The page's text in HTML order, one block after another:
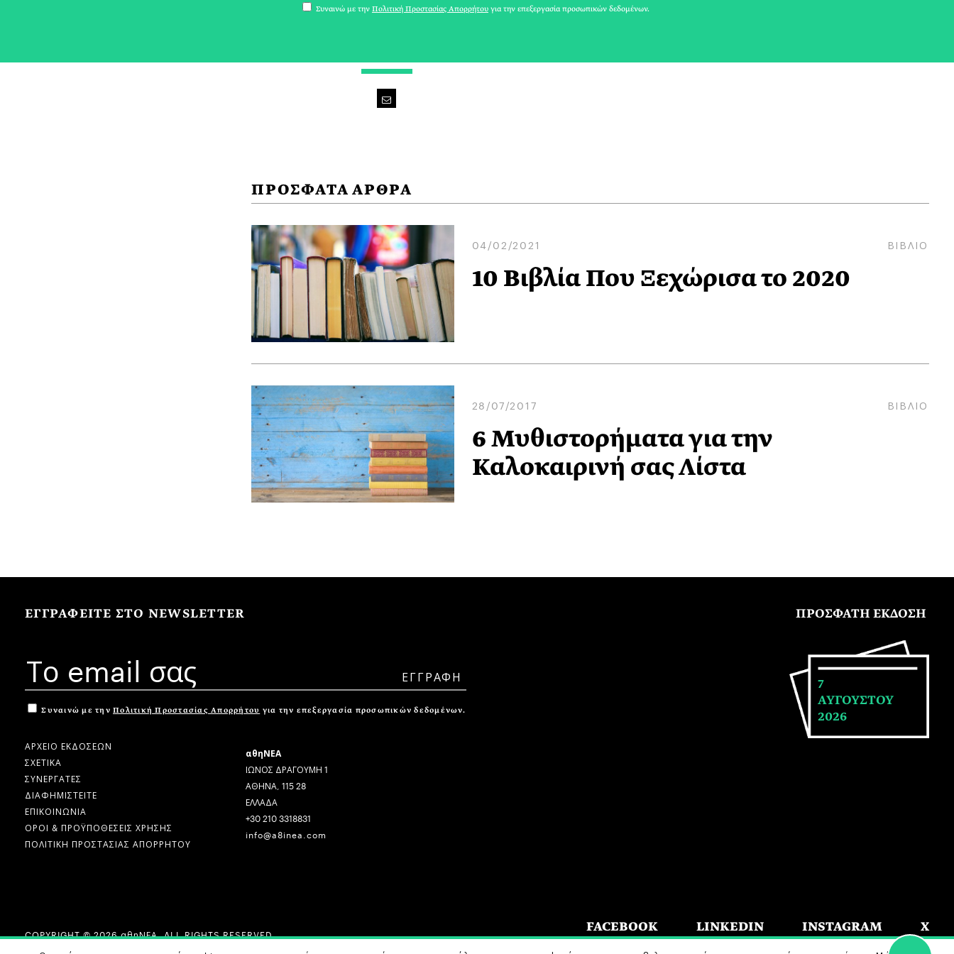
ΠΡΟΣΦΑΤΑ ΑΡΘΡΑ
04/02/2021 ΒΙΒΛΙΟ
10 Βιβλία Που Ξεχώρισα το 2020
28/07/2017 ΒΙΒΛΙΟ
6 Μυθιστορήματα για την
Καλοκαιρινή σας Λίστα
ΕΓΓΡΑΦΕΙΤΕ ΣΤΟ NEWSLETTER
Συναινώ με την Πολιτική Προστασίας Απορρήτου για την επεξεργασία προσωπικών δεδομένων.
ΑΡΧΕΙΟ ΕΚΔΟΣΕΩΝ
ΣΧΕΤΙΚΑ
ΣΥΝΕΡΓΑΤΕΣ
ΔΙΑΦΗΜΙΣΤΕΙΤΕ
ΕΠΙΚΟΙΝΩΝΙΑ
ΟΡΟΙ & ΠΡΟΫΠΟΘΕΣΕΙΣ ΧΡΗΣΗΣ
ΠΟΛΙΤΙΚΗ ΠΡΟΣΤΑΣΙΑΣ ΑΠΟΡΡΗΤΟΥ
αθηΝΕΑ
ΙΩΝΟΣ ΔΡΑΓΟΥΜΗ 1
ΑΘΗΝΑ, 115 28
ΕΛΛΑΔΑ
+30 210 3318831
info@a8inea.com
ΠΡΟΣΦΑΤΗ ΕΚΔΟΣΗ
7
ΑΥΓΟΥΣΤΟΥ
2026
COPYRIGHT © 2026 αθηΝΕΑ, ALL RIGHTS RESERVED.
DESIGN BY
. DEVELOPED BY
FACEBOOK LINKEDIN INSTAGRAM X
Συναινώ με την Πολιτική Προστασίας Απορρήτου για την επεξεργασία προσωπικών δεδομένων.